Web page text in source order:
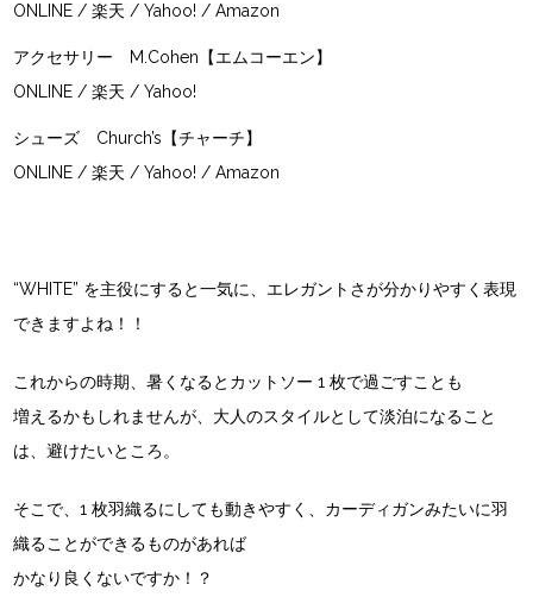
ONLINE /楽天 /Yahoo! /Amazon
アクセサリー
M.Cohen【エムコーエン】
ONLINE /楽天 /Yahoo!
シューズ Church’s【チャーチ】
ONLINE /楽天 /Yahoo! /Amazon
“WHITE” を主役にすると一気に、エレガントさが分かりやすく表現
できますよね！！
これからの時期、暑くなるとカットソー 1 枚で過ごすことも
増えるかもしれませんが、大人のスタイルとして淡泊になること
は、避けたいところ。
そこで、1 枚羽織るにしても動きやすく、カーディガンみたいに羽
織ることができるものがあれば
かなり良くないですか！？